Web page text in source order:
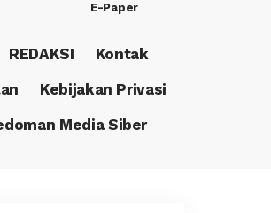
E-Paper
REDAKSI
Kontak
Kebijakan Privasi
Media Siber